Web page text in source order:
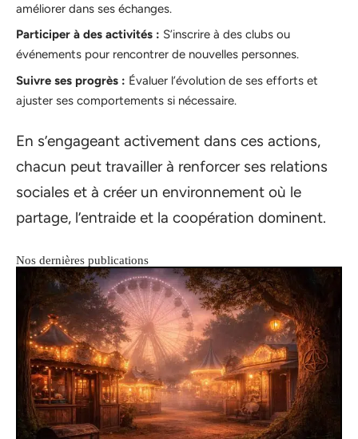
améliorer dans ses échanges.
Participer à des activités : S’inscrire à des clubs ou
événements pour rencontrer de nouvelles personnes.
Suivre ses progrès : Évaluer l’évolution de ses efforts et
ajuster ses comportements si nécessaire.
En s’engageant activement dans ces actions,
chacun peut travailler à renforcer ses relations
sociales et à créer un environnement où le
partage, l’entraide et la coopération dominent.
Nos dernières publications